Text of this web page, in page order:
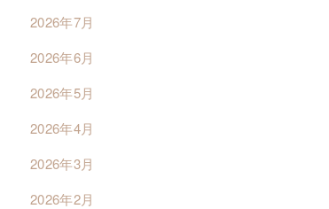
2026年7月
2026年6月
2026年5月
2026年4月
2026年3月
2026年2月